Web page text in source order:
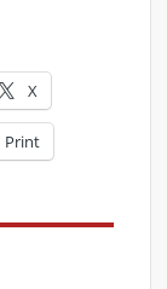
X
Print